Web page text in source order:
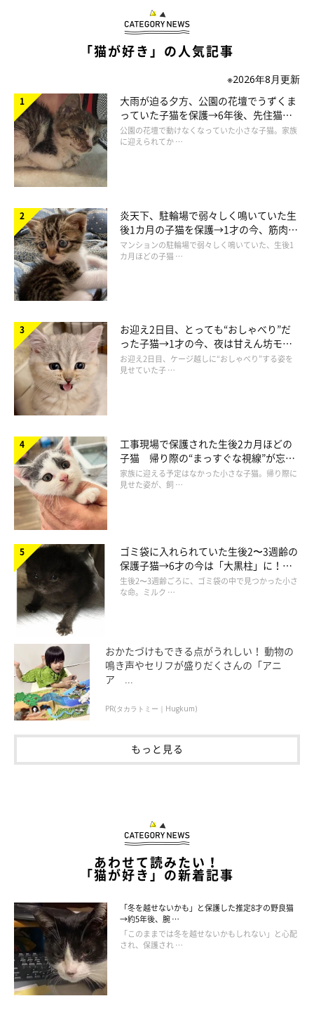
くつろいでいるマーちゃん
@sannnennetarou
また、ゴハンへの執着が強く、あるだけ食べてしまうというマー
ちゃん。体重が増えたと飼い主さんはいいます。
マーちゃんへの現在の思い
飼い主さんに甘えているマーちゃん
た甘え方」をするというマーちゃんですが、そんなマーちゃんに
「保護当時を思うと安心してくれている、好
いてくれていると思えて嬉しいです」と話します。
「猫が好き」の人気記事
※2026年8月更新
大雨が迫る夕方、公園の花壇でうずくま
っていた子猫を保護→6年後、先住猫
と“姉妹”のような関係に
公園の花壇で動けなくなっていた小さな子猫。家族
に迎えられてか …
炎天下、駐輪場で弱々しく鳴いていた生
後1カ月の子猫を保護→1才の今、筋肉質
でツンデレなコに成長
マンションの駐輪場で弱々しく鳴いていた、生後1
カ月ほどの子猫 …
お迎え2日目、とっても“おしゃべり”だ
った子猫→1才の今、夜は甘えん坊モー
ドになるコに成長！
お迎え2日目、ケージ越しに“おしゃべり”する姿を
見せていた子 …
工事現場で保護された生後2カ月ほどの
子猫 帰り際の“まっすぐな視線”が忘れ
られず、家族の一員に
家族に迎える予定はなかった小さな子猫。帰り際に
見せた姿が、飼 …
ゴミ袋に入れられていた生後2〜3週齢の
保護子猫→6才の今は「大黒柱」に！
美しい黒猫に成長した姿にグッとくる
生後2〜3週齢ごろに、ゴミ袋の中で見つかった小さ
な命。ミルク …
おかたづけもできる点がうれしい！ 動物の
鳴き声やセリフが盛りだくさんの「アニ
ア ...
PR(タカラトミー｜Hugkum)
もっと見る
あわせて読みたい！
「猫が好き」の新着記事
「冬を越せないかも」と保護した推定8才の野良猫
→約5年後、腕 …
「このままでは冬を越せないかもしれない」と心配
され、保護され …